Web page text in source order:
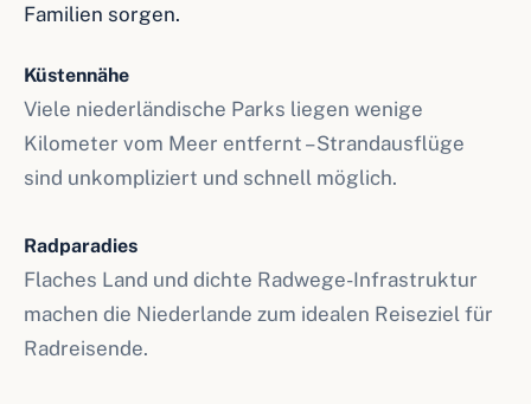
Familien sorgen.
Küstennähe
Viele niederländische Parks liegen wenige
Kilometer vom Meer entfernt – Strandausflüge
sind unkompliziert und schnell möglich.
Radparadies
Flaches Land und dichte Radwege-Infrastruktur
machen die Niederlande zum idealen Reiseziel für
Radreisende.